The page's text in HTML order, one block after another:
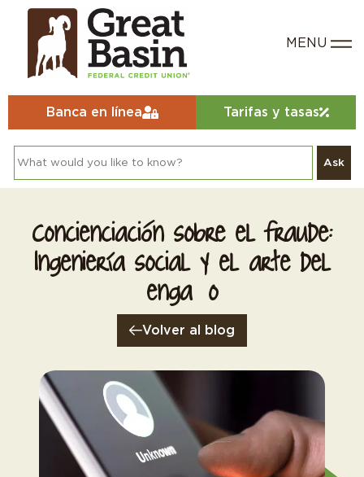
Banca en línea Tarifas y tasas
Ask
Concienciación sobre el fraude:
Ingeniería social y el arte del
engaño
Volver al blog